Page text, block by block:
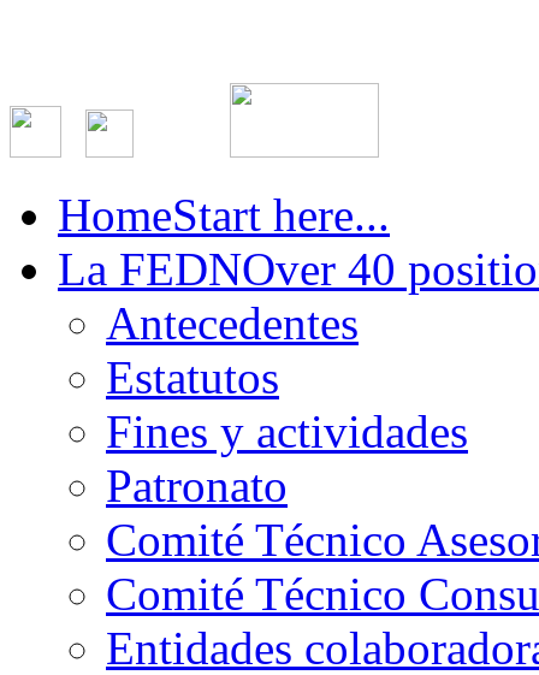
HomeStart here...
La FEDNOver 40
Antecedentes
Estatutos
Fines y actividades
Patronato
Comité Técnico
Comité Técnico
Entidades